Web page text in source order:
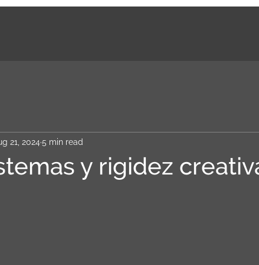
y rigidez
21, 20245 min read